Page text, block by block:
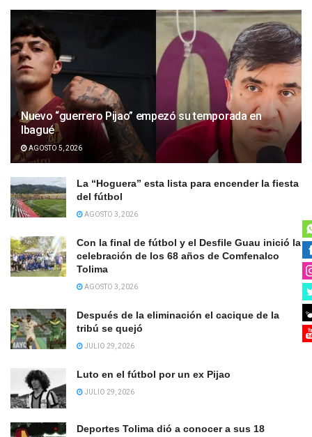
Nuevo “guerrero Pijao” empezó su temporada en
Ibagué
AGOSTO 5, 2026
La “Hoguera” esta lista para encender la fiesta
del fútbol
AGOSTO 3, 2026
Con la final de fútbol y el Desfile Guau inició la
celebración de los 68 años de Comfenalco
Tolima
AGOSTO 3, 2026
Después de la eliminación el cacique de la
tribú se quejó
JULIO 29, 2026
Luto en el fútbol por un ex Pijao
JULIO 29, 2026
Deportes Tolima dió a conocer a sus 18